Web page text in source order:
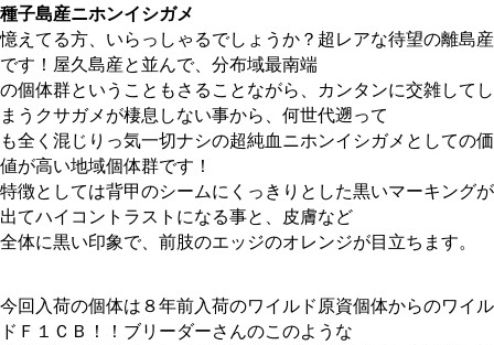
種子島産ニホンイシガメ
憶えてる方、いらっしゃるでしょうか？超レアな待望の離島産
です！屋久島産と並んで、分布域最南端
の個体群ということもさることながら、カンタンに交雑してし
まうクサガメが棲息しない事から、何世代遡って
も全く混じりっ気一切ナシの超純血ニホンイシガメとしての価
値が高い地域個体群です！
特徴としては背甲のシームにくっきりとした黒いマーキングが
出てハイコントラストになる事と、皮膚など
全体に黒い印象で、前肢のエッジのオレンジが目立ちます。
今回入荷の個体は８年前入荷のワイルド原資個体からのワイル
ドＦ１ＣＢ！！ブリーダーさんのこのような